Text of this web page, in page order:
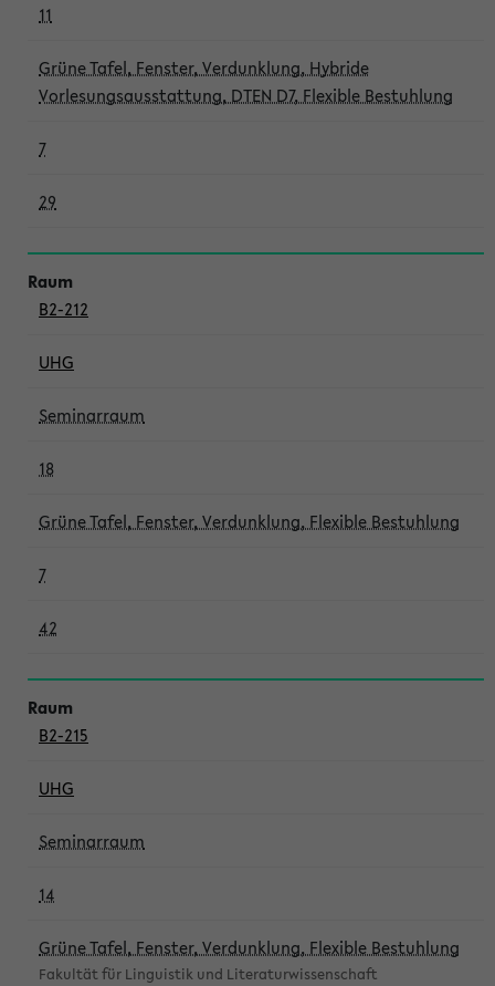
11
Grüne Tafel, Fenster, Verdunklung, Hybride
Vorlesungsausstattung, DTEN D7, Flexible Bestuhlung
7
29
B2-212
UHG
Seminarraum
18
Grüne Tafel, Fenster, Verdunklung, Flexible Bestuhlung
7
42
B2-215
UHG
Seminarraum
14
Grüne Tafel, Fenster, Verdunklung, Flexible Bestuhlung
Fakultät für Linguistik und Literaturwissenschaft